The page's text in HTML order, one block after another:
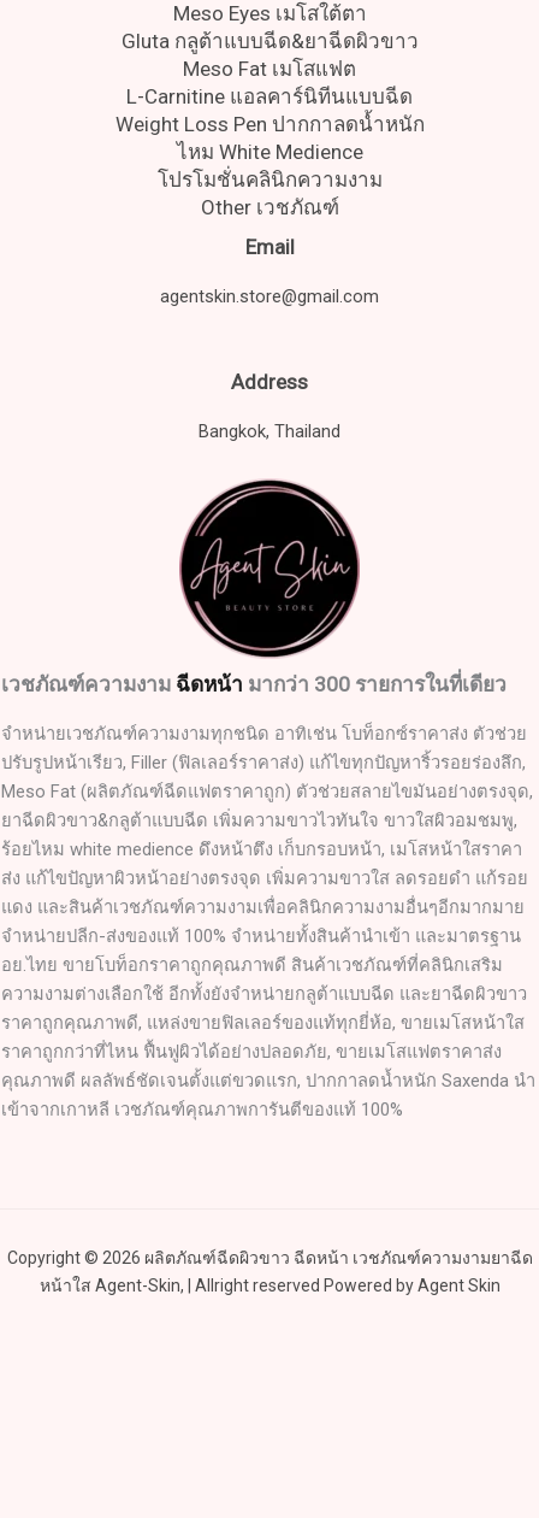
Meso Eyes เมโสใต้ตา
Gluta กลูต้าแบบฉีด&ยาฉีดผิวขาว
Meso Fat เมโสแฟต
L-Carnitine แอลคาร์นิทีนแบบฉีด
Weight Loss Pen ปากกาลดน้ำหนัก
ไหม White Medience
โปรโมชั่นคลินิกความงาม
Other เวชภัณฑ์
Email
agentskin.store@gmail.com
Address
Bangkok, Thailand
เวชภัณฑ์ความงาม ฉีดหน้า มากว่า 300 รายการในที่เดียว
จำหน่ายเวชภัณฑ์ความงามทุกชนิด อาทิเช่น โบท็อกซ์ราคาส่ง ตัวช่วย
ปรับรูปหน้าเรียว, Filler (ฟิลเลอร์ราคาส่ง) แก้ไขทุกปัญหาริ้วรอยร่องลึก,
Meso Fat (ผลิตภัณฑ์ฉีดแฟตราคาถูก) ตัวช่วยสลายไขมันอย่างตรงจุด,
ยาฉีดผิวขาว&กลูต้าแบบฉีด เพิ่มความขาวไวทันใจ ขาวใสผิวอมชมพู,
ร้อยไหม white medience ดึงหน้าตึง เก็บกรอบหน้า, เมโสหน้าใสราคา
ส่ง แก้ไขปัญหาผิวหน้าอย่างตรงจุด เพิ่มความขาวใส ลดรอยดำ แก้รอย
แดง และสินค้าเวชภัณฑ์ความงามเพื่อคลินิกความงามอื่นๆอีกมากมาย
จำหน่ายปลีก-ส่งของแท้ 100% จำหน่ายทั้งสินค้านำเข้า และมาตรฐาน
อย.ไทย ขายโบท็อกราคาถูกคุณภาพดี สินค้าเวชภัณฑ์ที่คลินิกเสริม
ความงามต่างเลือกใช้ อีกทั้งยังจำหน่ายกลูต้าแบบฉีด และยาฉีดผิวขาว
ราคาถูกคุณภาพดี, แหล่งขายฟิลเลอร์ของแท้ทุกยี่ห้อ, ขายเมโสหน้าใส
ราคาถูกกว่าที่ไหน ฟื้นฟูผิวได้อย่างปลอดภัย, ขายเมโสแฟตราคาส่ง
คุณภาพดี ผลลัพธ์ชัดเจนตั้งแต่ขวดแรก, ปากกาลดน้ำหนัก Saxenda นำ
เข้าจากเกาหลี เวชภัณฑ์คุณภาพการันตีของแท้ 100%
Copyright © 2026 ผลิตภัณฑ์ฉีดผิวขาว ฉีดหน้า เวชภัณฑ์ความงามยาฉีด
หน้าใส Agent-Skin, | Allright reserved Powered by Agent Skin